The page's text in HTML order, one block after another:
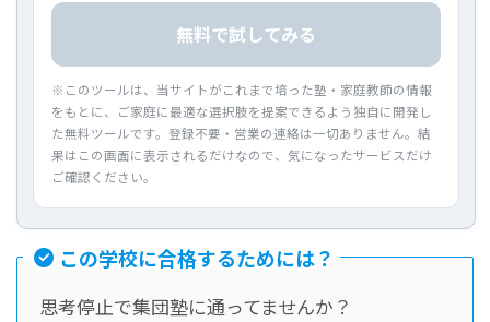
無料で試してみる
※このツールは、当サイトがこれまで培った塾・家庭教師の情報
をもとに、ご家庭に最適な選択肢を提案できるよう独自に開発し
た無料ツールです。登録不要・営業の連絡は一切ありません。結
果はこの画面に表示されるだけなので、気になったサービスだけ
ご確認ください。
この学校に合格するためには？
思考停止で集団塾に通ってませんか？